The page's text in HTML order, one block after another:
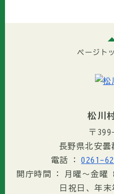
ページト
松川
〒
長野県北安曇
電話
0261-
開庁時間
月曜～金曜
日祝日、年末